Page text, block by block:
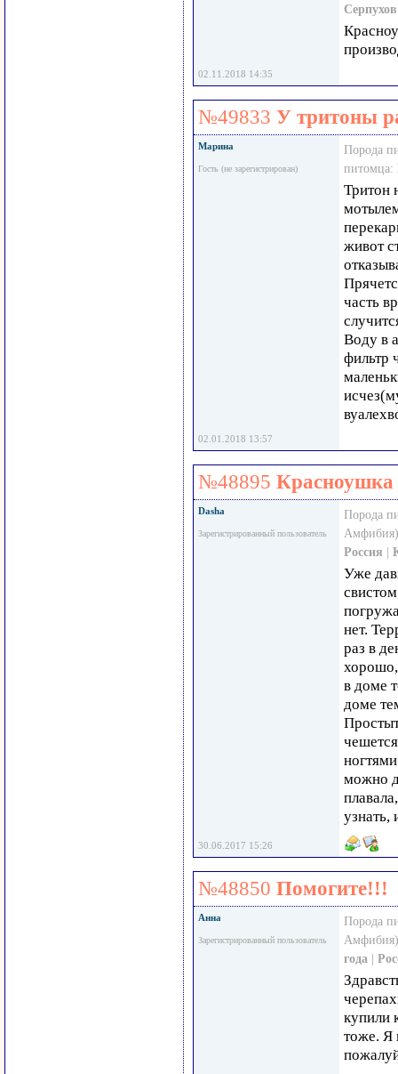
Серпухов
02.11.2018 14:35
№49833 У тритоны
Марина
Гость (не зарегистрирован)
Порода
питомца:
Тритон
живот
часть
Воду в
фильтр
02.01.2018 13:57
№48895 Красноушка
Dasha
Зарегистрированный пользователь
Порода
Россия |
Уже
нет.
раз в
хорошо,
в доме
доме
можно
узнать,
30.06.2017 15:26
№48850 Помогите!!!
Анна
Зарегистрированный пользователь
Порода
года |
купили
тоже. Я